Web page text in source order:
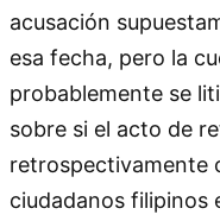
acusación
esa fecha, pero la
probablemente se
sobre si el acto de
retrospectivamente
ciudadanos filipinos